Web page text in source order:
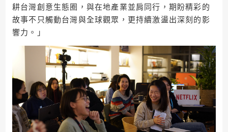
耕台灣創意生態圈，與在地產業並肩同行，期盼精彩的
故事不只觸動台灣與全球觀眾，更持續激盪出深刻的影
響力。」